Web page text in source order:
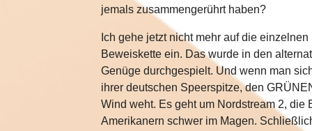
jemals zusammengerührt haben?
Ich gehe jetzt nicht mehr auf die
Beweiskette ein. Das wurde in den
Genüge durchgespielt. Und wenn man
ihrer deutschen Speerspitze, den
Wind weht. Es geht um Nordstream 2,
Amerikanern schwer im Magen.